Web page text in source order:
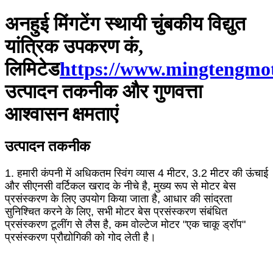
अनहुई मिंगटेंग स्थायी चुंबकीय विद्युत
यांत्रिक उपकरण कं,
लिमिटेडhttps://
उत्पादन तकनीक और गुणवत्ता
आश्वासन क्षमताएं
उत्पादन तकनीक
1. हमारी कंपनी में अधिकतम स्विंग व्यास 4 मीटर, 3.2 मीटर की ऊंचाई
और सीएनसी वर्टिकल खराद के नीचे है, मुख्य रूप से मोटर बेस
प्रसंस्करण के लिए उपयोग किया जाता है, आधार की सांद्रता
सुनिश्चित करने के लिए, सभी मोटर बेस प्रसंस्करण संबंधित
प्रसंस्करण टूलींग से लैस है, कम वोल्टेज मोटर "एक चाकू ड्रॉप"
प्रसंस्करण प्रौद्योगिकी को गोद लेती है।